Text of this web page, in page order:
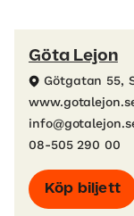
Göta Lejon
Götgatan 55,
08-505 290 00
Köp biljett